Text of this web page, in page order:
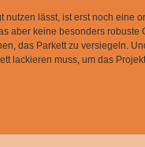
nutzen lässt, ist erst noch eine
aber keine besonders robuste
das Parkett zu versiegeln.
lackieren muss, um das